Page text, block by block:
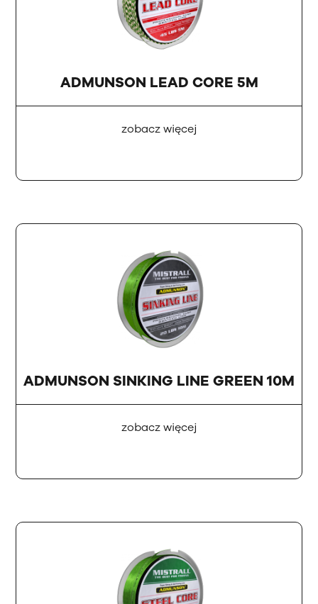
ADMUNSON LEAD CORE 5M
zobacz więcej
ADMUNSON SINKING LINE GREEN 10M
zobacz więcej